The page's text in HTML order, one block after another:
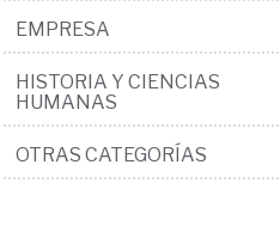
EMPRESA
HISTORIA Y CIENCIAS
HUMANAS
OTRAS CATEGORÍAS